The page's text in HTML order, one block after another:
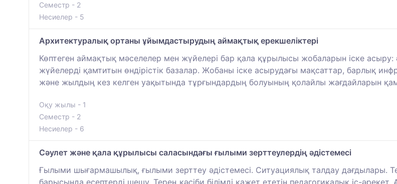
Семестр - 2
Несиелер - 5
Архитектуралық ортаны ұйымдастырудың аймақтық ерекшеліктері
Көптеген аймақтық мәселелер мен жүйелері бар қала құрылысы жобаларын іске асыру:
жүйелерді қамтитын өндірістік базалар. Жобаны іске асырудағы мақсаттар, барлық
және жылдың кез келген уақытында тұрғындардың болуының қолайлы жағдайларын
Оқу жылы - 1
Семестр - 2
Несиелер - 6
Сәулет және қала құрылысы саласындағы ғылыми зерттеулердің әдістемесі
Ғылыми шығармашылық, ғылыми зерттеу әдістемесі. Ситуациялық талдау дағдылары.